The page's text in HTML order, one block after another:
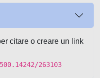
citare o creare un link
263103